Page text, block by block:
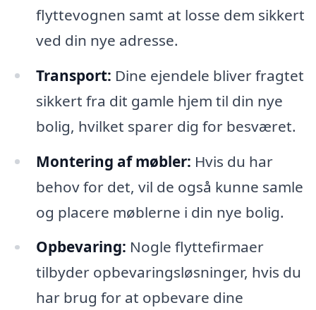
flyttevognen samt at losse dem sikkert
ved din nye adresse.
Transport: Dine ejendele bliver fragtet
sikkert fra dit gamle hjem til din nye
bolig, hvilket sparer dig for besværet.
Montering af møbler: Hvis du har
behov for det, vil de også kunne samle
og placere møblerne i din nye bolig.
Opbevaring: Nogle flyttefirmaer
tilbyder opbevaringsløsninger, hvis du
har brug for at opbevare dine